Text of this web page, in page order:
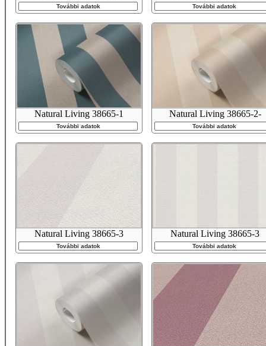
További adatok További adatok
Natural Living 38665-1
További adatok
Natural Living 38665-2-
További adatok
Natural Living 38665-3
További adatok
Natural Living 38665-3
További adatok